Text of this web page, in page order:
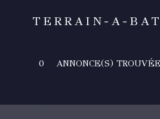
TERRAIN-A-
0 ANNONCE(S)